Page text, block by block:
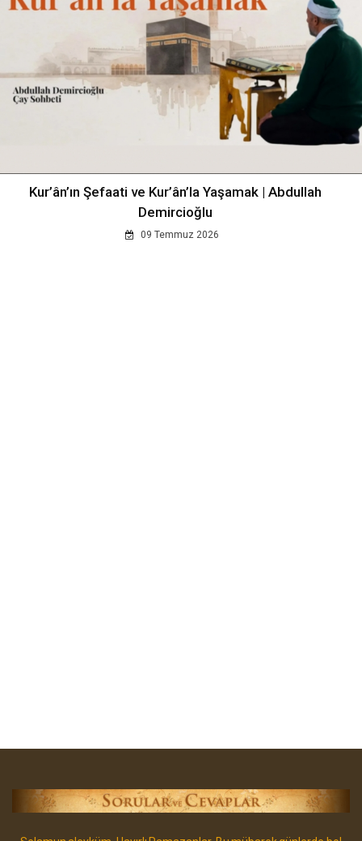
Kur’ân’ın Şefaati ve Kur’ân’la Yaşamak | Abdullah
Demircioğlu
09 Temmuz 2026